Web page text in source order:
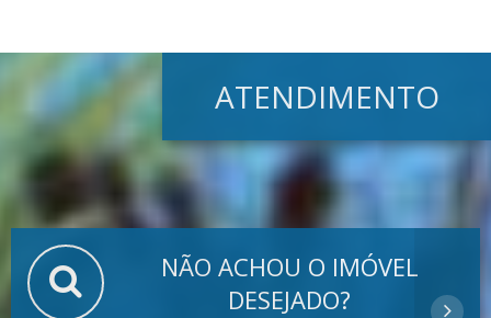
ATENDIMENTO
NÃO ACHOU O IMÓVEL
DESEJADO?